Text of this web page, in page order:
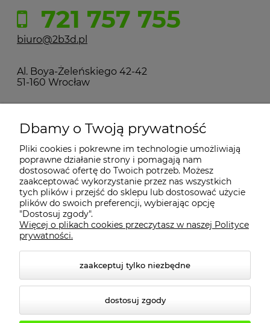
721 757 755
biuro@2b3d.pl
Al. Boya-Żeleńskiego 42-42
51-160 Wrocław
MOJE KONTO
PŁATNOŚCI I DOSTAWA
INFORMACJE
KONTAKT
Dbamy o Twoją prywatność
Pliki cookies i pokrewne im technologie umożliwiają
poprawne działanie strony i pomagają nam
dostosować ofertę do Twoich potrzeb. Możesz
zaakceptować wykorzystanie przez nas wszystkich
tych plików i przejść do sklepu lub dostosować użycie
plików do swoich preferencji, wybierając opcję
"Dostosuj zgody".
Więcej o plikach cookies przeczytasz w naszej Polityce
prywatności.
zaakceptuj tylko niezbędne
dostosuj zgody